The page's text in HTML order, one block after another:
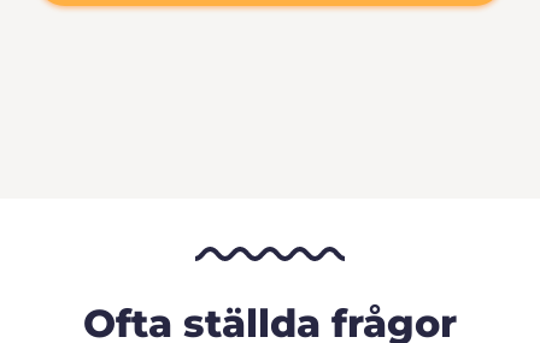
Ofta ställda frågor